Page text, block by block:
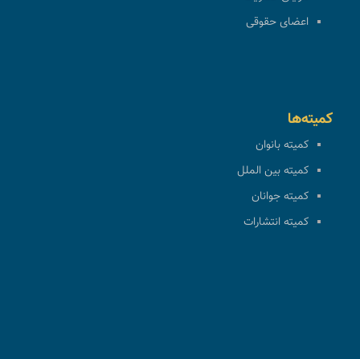
اعضای حقوقی
کمیته‌ها
کمیته بانوان
کمیته بین الملل
کمیته جوانان
کمیته انتشارات